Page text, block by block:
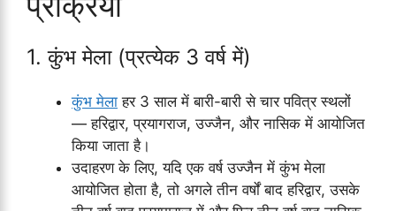
1. कुंभ मेला (प्रत्येक 3 वर्ष में)
कुंभ मेला हर 3 साल में बारी-बारी से चार पवित्र स्थलों
— हरिद्वार, प्रयागराज, उज्जैन, और नासिक में आयोजित
किया जाता है।
उदाहरण के लिए, यदि एक वर्ष उज्जैन में कुंभ मेला
आयोजित होता है, तो अगले तीन वर्षों बाद हरिद्वार, उसके